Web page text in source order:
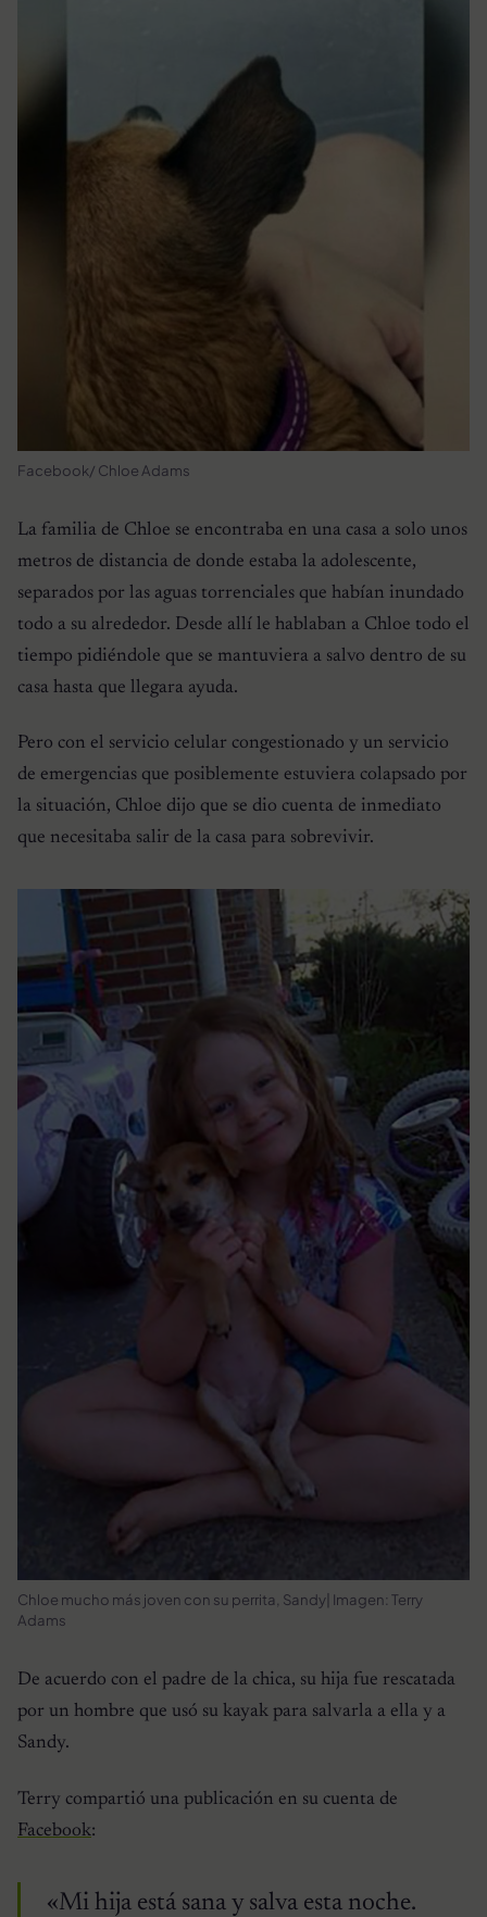
Facebook/ Chloe Adams
La familia de Chloe se encontraba en una casa a solo unos
metros de distancia de donde estaba la adolescente,
separados por las aguas torrenciales que habían inundado
todo a su alrededor. Desde allí le hablaban a Chloe todo el
tiempo pidiéndole que se mantuviera a salvo dentro de su
casa hasta que llegara ayuda.
Pero con el servicio celular congestionado y un servicio
de emergencias que posiblemente estuviera colapsado por
la situación, Chloe dijo que se dio cuenta de inmediato
que necesitaba salir de la casa para sobrevivir.
Chloe mucho más joven con su perrita, Sandy| Imagen: Terry
Adams
De acuerdo con el padre de la chica, su hija fue rescatada
por un hombre que usó su kayak para salvarla a ella y a
Sandy.
Terry compartió una publicación en su cuenta de
Facebook:
«Mi hija está sana y salva esta noche.